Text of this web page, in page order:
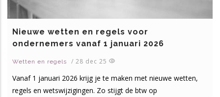
Nieuwe wetten en regels voor
ondernemers vanaf 1 januari 2026
Wetten en regels / 28 dec 25
Vanaf 1 januari 2026 krijg je te maken met nieuwe wetten,
regels en wetswijzigingen. Zo stijgt de btw op